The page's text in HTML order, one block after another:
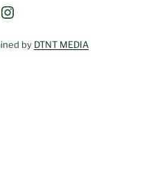
Instagram
by DTNT MEDIA